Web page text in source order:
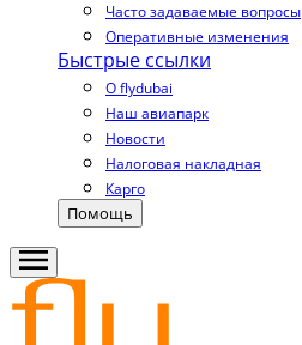
Часто задаваемые вопросы
Оперативные изменения
Быстрые ссылки
О flydubai
Наш авиапарк
Новости
Налоговая накладная
Карго
Помощь